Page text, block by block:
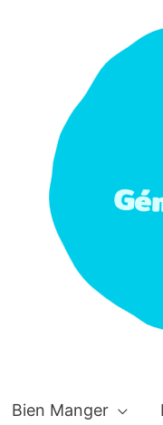
Bien Manger